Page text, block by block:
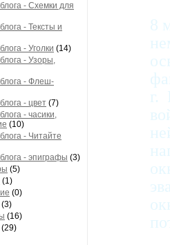
- Схемки для
- Тексты и
- Уголки (14)
- Узоры,
- Флеш-
- цвет (7)
- часики,
(10)
- Читайте
- эпиграфы (3)
(5)
(1)
(0)
(3)
(16)
(29)
8
г.